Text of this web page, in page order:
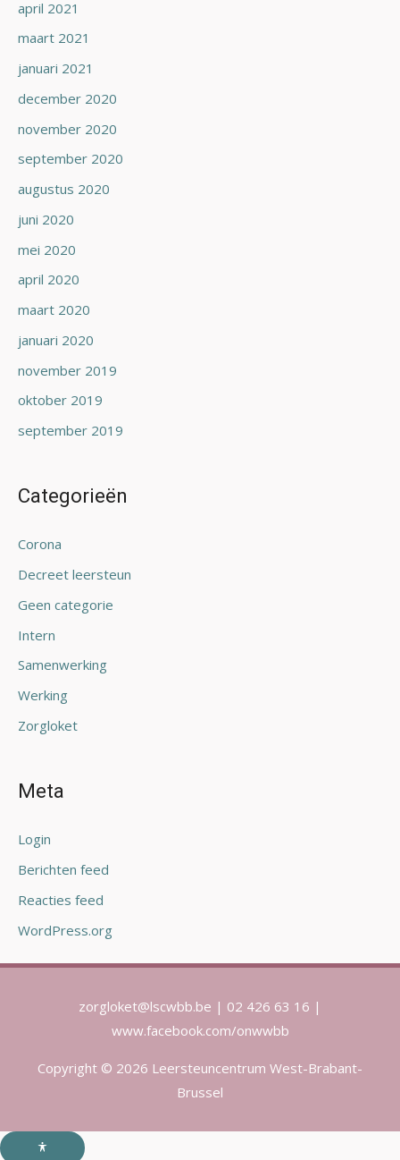
april 2021
maart 2021
januari 2021
december 2020
november 2020
september 2020
augustus 2020
juni 2020
mei 2020
april 2020
maart 2020
januari 2020
november 2019
oktober 2019
september 2019
Categorieën
Corona
Decreet leersteun
Geen categorie
Intern
Samenwerking
Werking
Zorgloket
Meta
Login
Berichten feed
Reacties feed
WordPress.org
zorgloket@lscwbb.be | 02 426 63 16 |
www.facebook.com/onwwbb
Copyright © 2026 Leersteuncentrum West-Brabant-
Brussel